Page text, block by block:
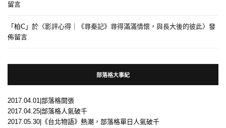
留言
「 柏C 」於〈影評心得｜《尋秦記》尋得滿滿情懷，與長大後的彼此〉發
佈留言
部落格大事紀
2017.04.01|部落格開張
2017.04.25|部落格人氣破千
2017.05.30|《台北物語》熱潮，部落格單日人氣破千